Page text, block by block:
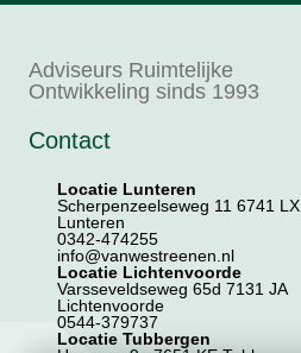
Adviseurs Ruimtelijke
Ontwikkeling sinds 1993
Contact
Locatie Lunteren
Scherpenzeelseweg 11 6741 LX
Lunteren
0342-474255
info@vanwestreenen.nl
Locatie Lichtenvoorde
Varsseveldseweg 65d 7131 JA
Lichtenvoorde
0544-379737
Locatie Tubbergen